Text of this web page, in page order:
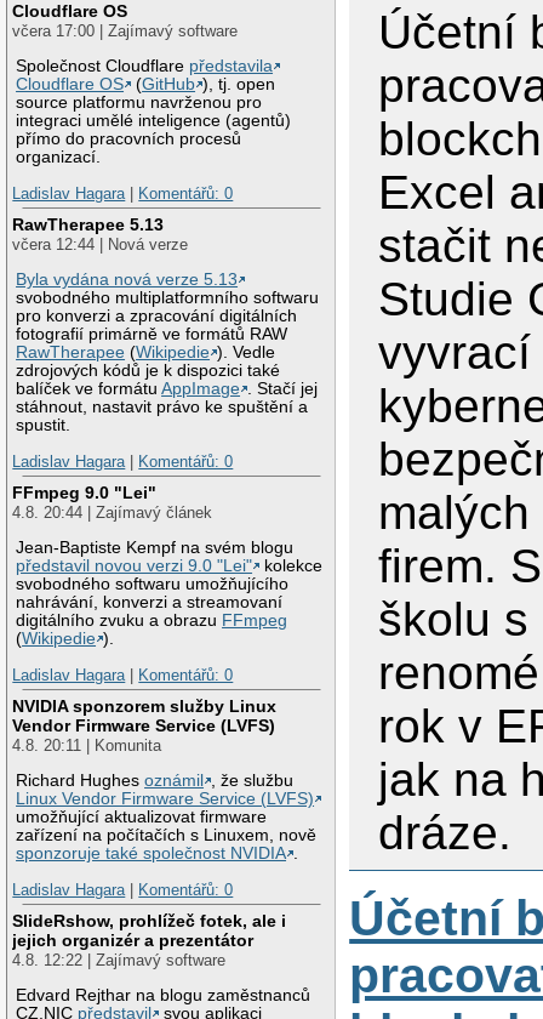
Cloudflare OS
včera 17:00 | Zajímavý software
Společnost Cloudflare představila
Cloudflare OS
(GitHub ), tj. open
source platformu navrženou pro
integraci umělé inteligence (agentů)
přímo do pracovních procesů
organizací.
Ladislav Hagara
Komentářů: 0
RawTherapee 5.13
včera 12:44 | Nová verze
Byla vydána nová verze 5.13
svobodného multiplatformního softwaru
pro konverzi a zpracování digitálních
fotografií primárně ve formátů RAW
RawTherapee (Wikipedie ). Vedle
zdrojových kódů je k dispozici také
balíček ve formátuAppImage . Stačí jej
stáhnout, nastavit právo ke spuštění a
spustit.
Ladislav Hagara
Komentářů: 0
FFmpeg 9.0 "Lei"
4.8. 20:44 | Zajímavý článek
Jean-Baptiste Kempf na svém blogu
představil novou verzi 9.0 "Lei"
kolekce
svobodného softwaru umožňujícího
nahrávání, konverzi a streamovaní
digitálního zvuku a obrazu FFmpeg
(Wikipedie ).
Ladislav Hagara
Komentářů: 0
NVIDIA sponzorem služby Linux
Vendor Firmware Service (LVFS)
4.8. 20:11 | Komunita
Richard Hughesoznámil
, že službu
Linux Vendor Firmware Service (LVFS)
umožňující aktualizovat firmware
zařízení na počítačích s Linuxem, nově
sponzoruje také společnost NVIDIA .
Ladislav Hagara | Komentářů: 0
SlideRshow, prohlížeč fotek, ale i
jejich organizér a prezentátor
4.8. 12:22 | Zajímavý software
Edvard Rejthar na blogu zaměstnanců
CZ.NIC představil
svou aplikaci
Účetní
Excel
stačit
Studie
vyvrací
firem.
školu s
rok v
jak na
dráze.
Účetní